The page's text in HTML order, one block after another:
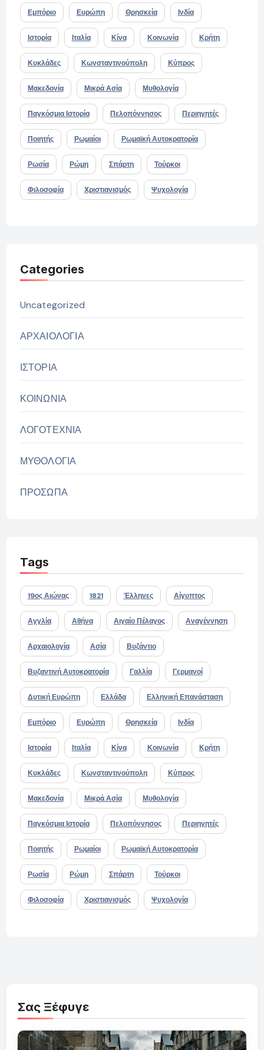
Εμπόριο Ευρώπη Θρησκεία Ινδία
Ιστορία Ιταλία Κίνα Κοινωνία Κρήτη
Κυκλάδες Κωνσταντινούπολη Κύπρος
Μακεδονία Μικρά Ασία Μυθολογία
Παγκόσμια Ιστορία Πελοπόννησος Περιηγητές
Ποιητής Ρωμαίοι Ρωμαϊκή Αυτοκρατορία
Ρωσία Ρώμη Σπάρτη Τούρκοι
Φιλοσοφία Χριστιανισμός Ψυχολογία
Categories
Uncategorized
ΑΡΧΑΙΟΛΟΓΙΑ
ΙΣΤΟΡΙΑ
ΚΟΙΝΩΝΙΑ
ΛΟΓΟΤΕΧΝΙΑ
ΜΥΘΟΛΟΓΙΑ
ΠΡΟΣΩΠΑ
Tags
19ος Αιώνας 1821 Έλληνες Αίγυπτος
Αγγλία Αθήνα Αιγαίο Πέλαγος Αναγέννηση
Αρχαιολογία Ασία Βυζάντιο
Βυζαντινή Αυτοκρατορία Γαλλία Γερμανοί
Δυτική Ευρώπη Ελλάδα Ελληνική Επανάσταση
Εμπόριο Ευρώπη Θρησκεία Ινδία
Ιστορία Ιταλία Κίνα Κοινωνία Κρήτη
Κυκλάδες Κωνσταντινούπολη Κύπρος
Μακεδονία Μικρά Ασία Μυθολογία
Παγκόσμια Ιστορία Πελοπόννησος Περιηγητές
Ποιητής Ρωμαίοι Ρωμαϊκή Αυτοκρατορία
Ρωσία Ρώμη Σπάρτη Τούρκοι
Φιλοσοφία Χριστιανισμός Ψυχολογία
Σας Ξέφυγε